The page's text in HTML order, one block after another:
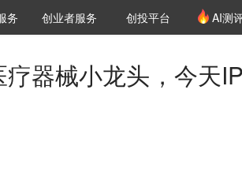
构库
推介
务 创投氪堂
创业者服务 创投平台 AI测
器械小龙头，今天